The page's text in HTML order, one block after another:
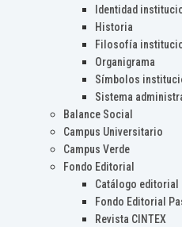
Identidad
Historia
Filosofía
Organigrama
Símbolos
Sistema
Balance Social
Campus Universitario
Campus Verde
Fondo Editorial
Catálogo editorial
Fondo Editorial
Revista CINTEX